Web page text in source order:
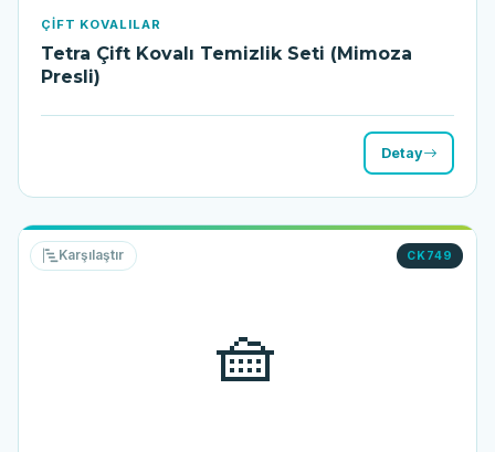
ÇIFT KOVALILAR
Tetra Çift Kovalı Temizlik Seti (Mimoza
Presli)
Detay
🧺
CK749
Karşılaştır